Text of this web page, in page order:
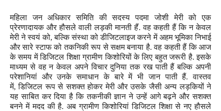
महिला जन अधिकार समिति की सदस्य पदमा जोशी मेरी को एक
प्रेरणादायक और हौसले वाली लड़की मानती हैं. वह कहती हैं कि न केवल
मेरी ने स्वयं को,बल्कि संस्था को डीजिटलाइज करने में अहम भूमिका निभाई
और सारे स्टाफ को तकनिकी रूप से सक्षम बनाया है. वह कहती हैं कि आज
के समय में डिजिटल शिक्षा ग्रामीण किशोरियों के लिए बहुत जरूरी है. इसके
माध्यम से वह न केवल अपने विचार दुनिया तक रख पाती हैं बल्कि अपनी
परेशानियां और उनके समाधान के बारे में भी जान पाती हैं. वास्तव
में,डिजिटल रूप से सशक्त होकर मेरी और उसके जैसी अन्य लड़कियों ने
यह साबित कर दिया है कि तकनीकी ज्ञान ने उन्हें आगे बढ़ने और सशक्त
बनने में मदद की है. अब ग्रामीण किशोरियां डिजिटल शिक्षा से नए हौसले